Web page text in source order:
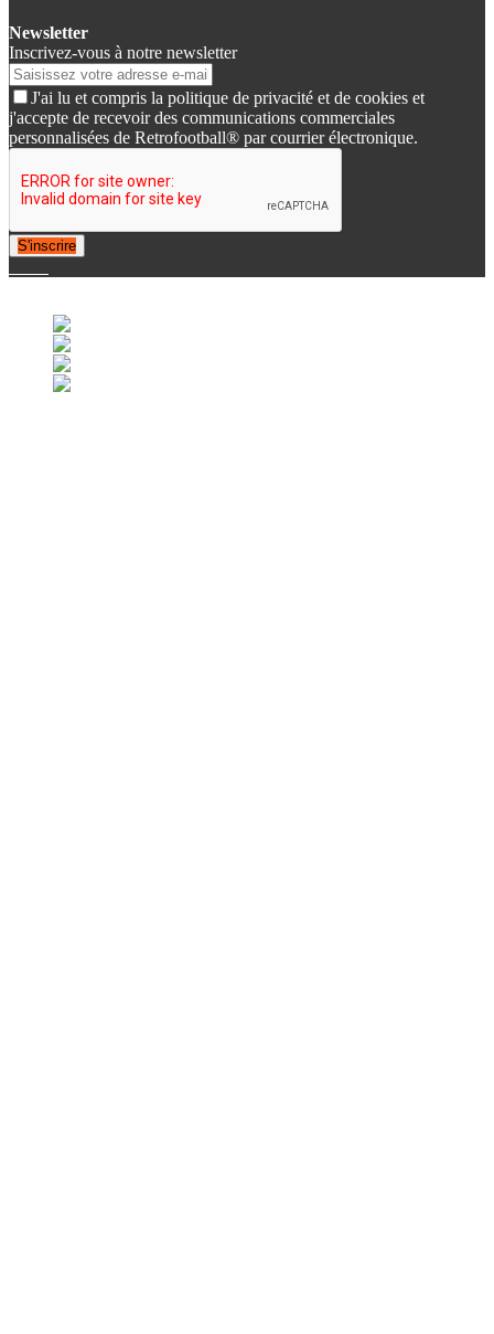
Newsletter
Inscrivez-vous à notre newsletter
J'ai lu et compris la politique de privacité et de cookies et
j'accepte de recevoir des communications commerciales
personnalisées de Retrofootball® par courrier électronique.
S'inscrire